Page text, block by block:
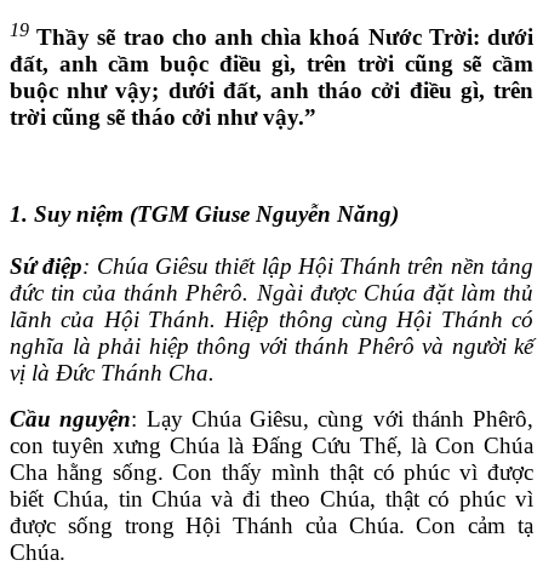
19 Thầy sẽ trao cho anh chìa khoá Nước Trời: dưới
đất, anh cầm buộc điều gì, trên trời cũng sẽ cầm
buộc như vậy; dưới đất, anh tháo cởi điều gì, trên
trời cũng sẽ tháo cởi như vậy.”
1. Suy niệm (TGM Giuse Nguyễn Năng)
Sứ điệp: Chúa Giêsu thiết lập Hội Thánh trên nền tảng
đức tin của thánh Phêrô. Ngài được Chúa đặt làm thủ
lãnh của Hội Thánh. Hiệp thông cùng Hội Thánh có
nghĩa là phải hiệp thông với thánh Phêrô và người kế
vị là Đức Thánh Cha.
Cầu nguyện: Lạy Chúa Giêsu, cùng với thánh Phêrô,
con tuyên xưng Chúa là Đấng Cứu Thế, là Con Chúa
Cha hằng sống. Con thấy mình thật có phúc vì được
biết Chúa, tin Chúa và đi theo Chúa, thật có phúc vì
được sống trong Hội Thánh của Chúa. Con cảm tạ
Chúa.